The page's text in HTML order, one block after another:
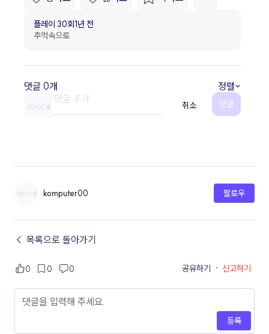
komputer00 팔로우
← 목록으로 돌아가기
0 0 0 공유하기 · 신고하기
등록